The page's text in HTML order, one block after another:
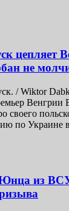
цепляет
не
/ Wiktor
Венгрии
своего
по Украине
из